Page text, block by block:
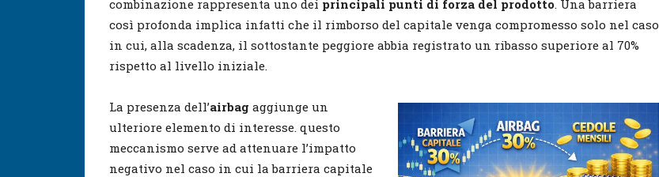
combinazione rappresenta uno dei principali punti di forza del prodotto. Una barriera
così profonda implica infatti che il rimborso del capitale venga compromesso solo nel caso
in cui, alla scadenza, il sottostante peggiore abbia registrato un ribasso superiore al 70%
rispetto al livello iniziale.
La presenza dell’airbag aggiunge un
ulteriore elemento di interesse. questo
meccanismo serve ad attenuare l’impatto
negativo nel caso in cui la barriera capitale